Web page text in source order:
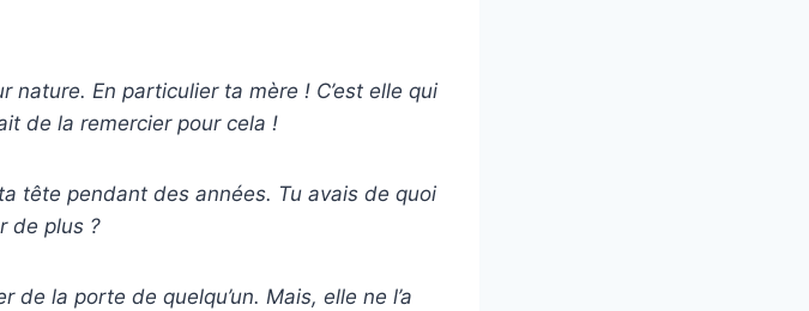
En particulier ta mère ! C’est elle qui
de la remercier pour cela !
tête pendant des années. Tu avais de quoi
de plus ?
la porte de quelqu’un. Mais, elle ne l’a